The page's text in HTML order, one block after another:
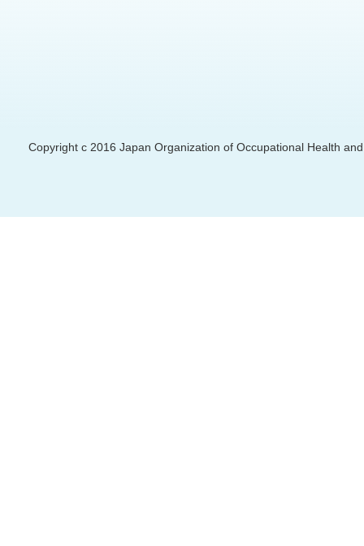
Copyright c 2016 Japan Organization of Occupational Health